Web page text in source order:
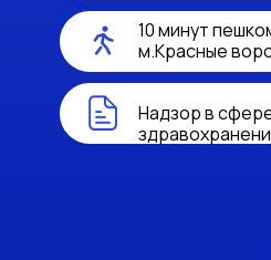
10 минут
м.Красные
Надзор в